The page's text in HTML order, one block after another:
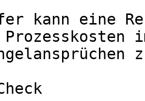
kann eine